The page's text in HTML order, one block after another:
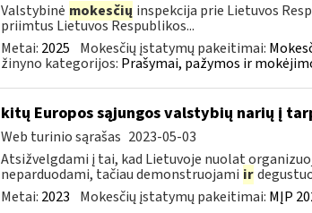
Valstybinė mokesčių inspekcija prie Lietuvos
priimtus Lietuvos Respublikos...
Metai: 2025 Mokesčių įstatymų pakeitimai:
žinyno kategorijos: Prašymai, pažymos ir
kitų Europos sąjungos valstybių narių į
Web turinio sąrašas 2023-05-03
Atsižvelgdami į tai, kad Lietuvoje nuolat
neparduodami, tačiau demonstruojami ir
Metai: 2023 Mokesčių įstatymų pakeitimai: MĮP